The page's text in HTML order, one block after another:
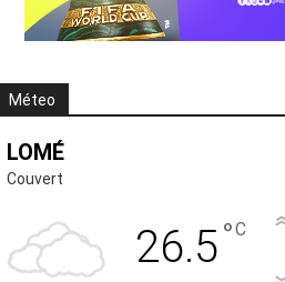
Méteo
LOMÉ
Couvert
26.5°C